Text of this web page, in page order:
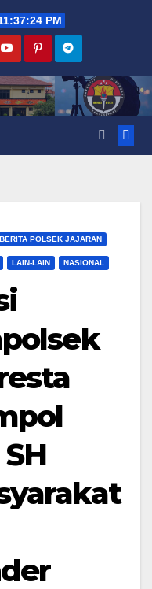
PM
BERITA POLSEK JAJARAN
LAIN-LAIN NASIONAL